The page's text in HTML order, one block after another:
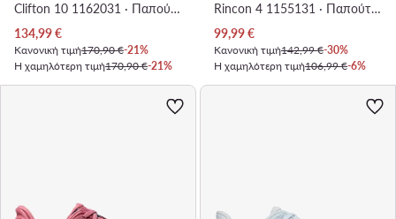
Clifton 10 1162031 · Παπούτσια για Τρέξιμο
Τρέχουσα τιμή
134,99€
Κανονική τιμή170,90 €-21%
Η χαμηλότερη τιμή170,90 €-21%
Rincon 4 1155131 · Παπούτσια για Τρέξιμο
Τρέχουσα τιμή
99,99€
Κανονική τιμή142,99 €-30%
Η χαμηλότερη τιμή106,99 €-6%